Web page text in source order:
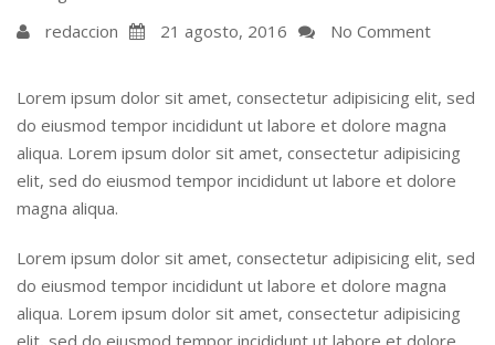
redaccion 21 agosto, 2016 No Comment
Lorem ipsum dolor sit amet, consectetur adipisicing elit, sed
do eiusmod tempor incididunt ut labore et dolore magna
aliqua. Lorem ipsum dolor sit amet, consectetur adipisicing
elit, sed do eiusmod tempor incididunt ut labore et dolore
magna aliqua.
Lorem ipsum dolor sit amet, consectetur adipisicing elit, sed
do eiusmod tempor incididunt ut labore et dolore magna
aliqua. Lorem ipsum dolor sit amet, consectetur adipisicing
elit, sed do eiusmod tempor incididunt ut labore et dolore